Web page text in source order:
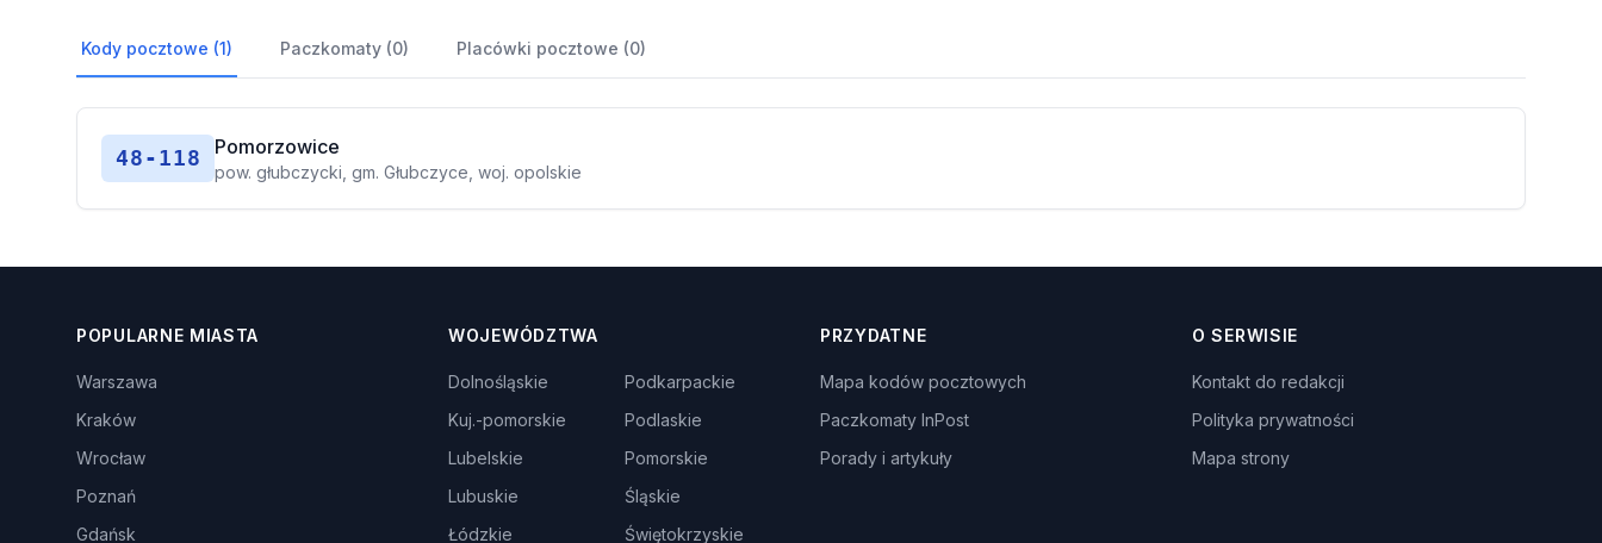
Kody pocztowe (1) Paczkomaty (0) Placówki pocztowe (0)
48-118 Pomorzowice
pow. głubczycki, gm. Głubczyce, woj. opolskie
POPULARNE MIASTA
Warszawa
Kraków
Wrocław
Poznań
Gdańsk
WOJEWÓDZTWA
Dolnośląskie
Kuj.-pomorskie
Lubelskie
Lubuskie
Łódzkie
Podkarpackie
Podlaskie
Pomorskie
Śląskie
Świętokrzyskie
PRZYDATNE
Mapa kodów pocztowych
Paczkomaty InPost
Porady i artykuły
O SERWISIE
Kontakt do redakcji
Polityka prywatności
Mapa strony